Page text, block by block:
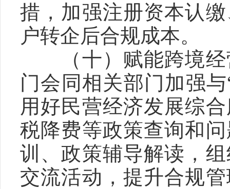
措，加强注册资本认
户转企后合规成本。
（十）赋能跨境经
门会同相关部门加强
用好民营经济发展综
税降费等政策查询和
训、政策辅导解读，
交流活动，提升合规